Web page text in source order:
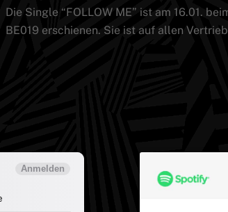
Die Single “FOLLOW ME” ist am 16.01.
BE019 erschienen. Sie ist auf allen